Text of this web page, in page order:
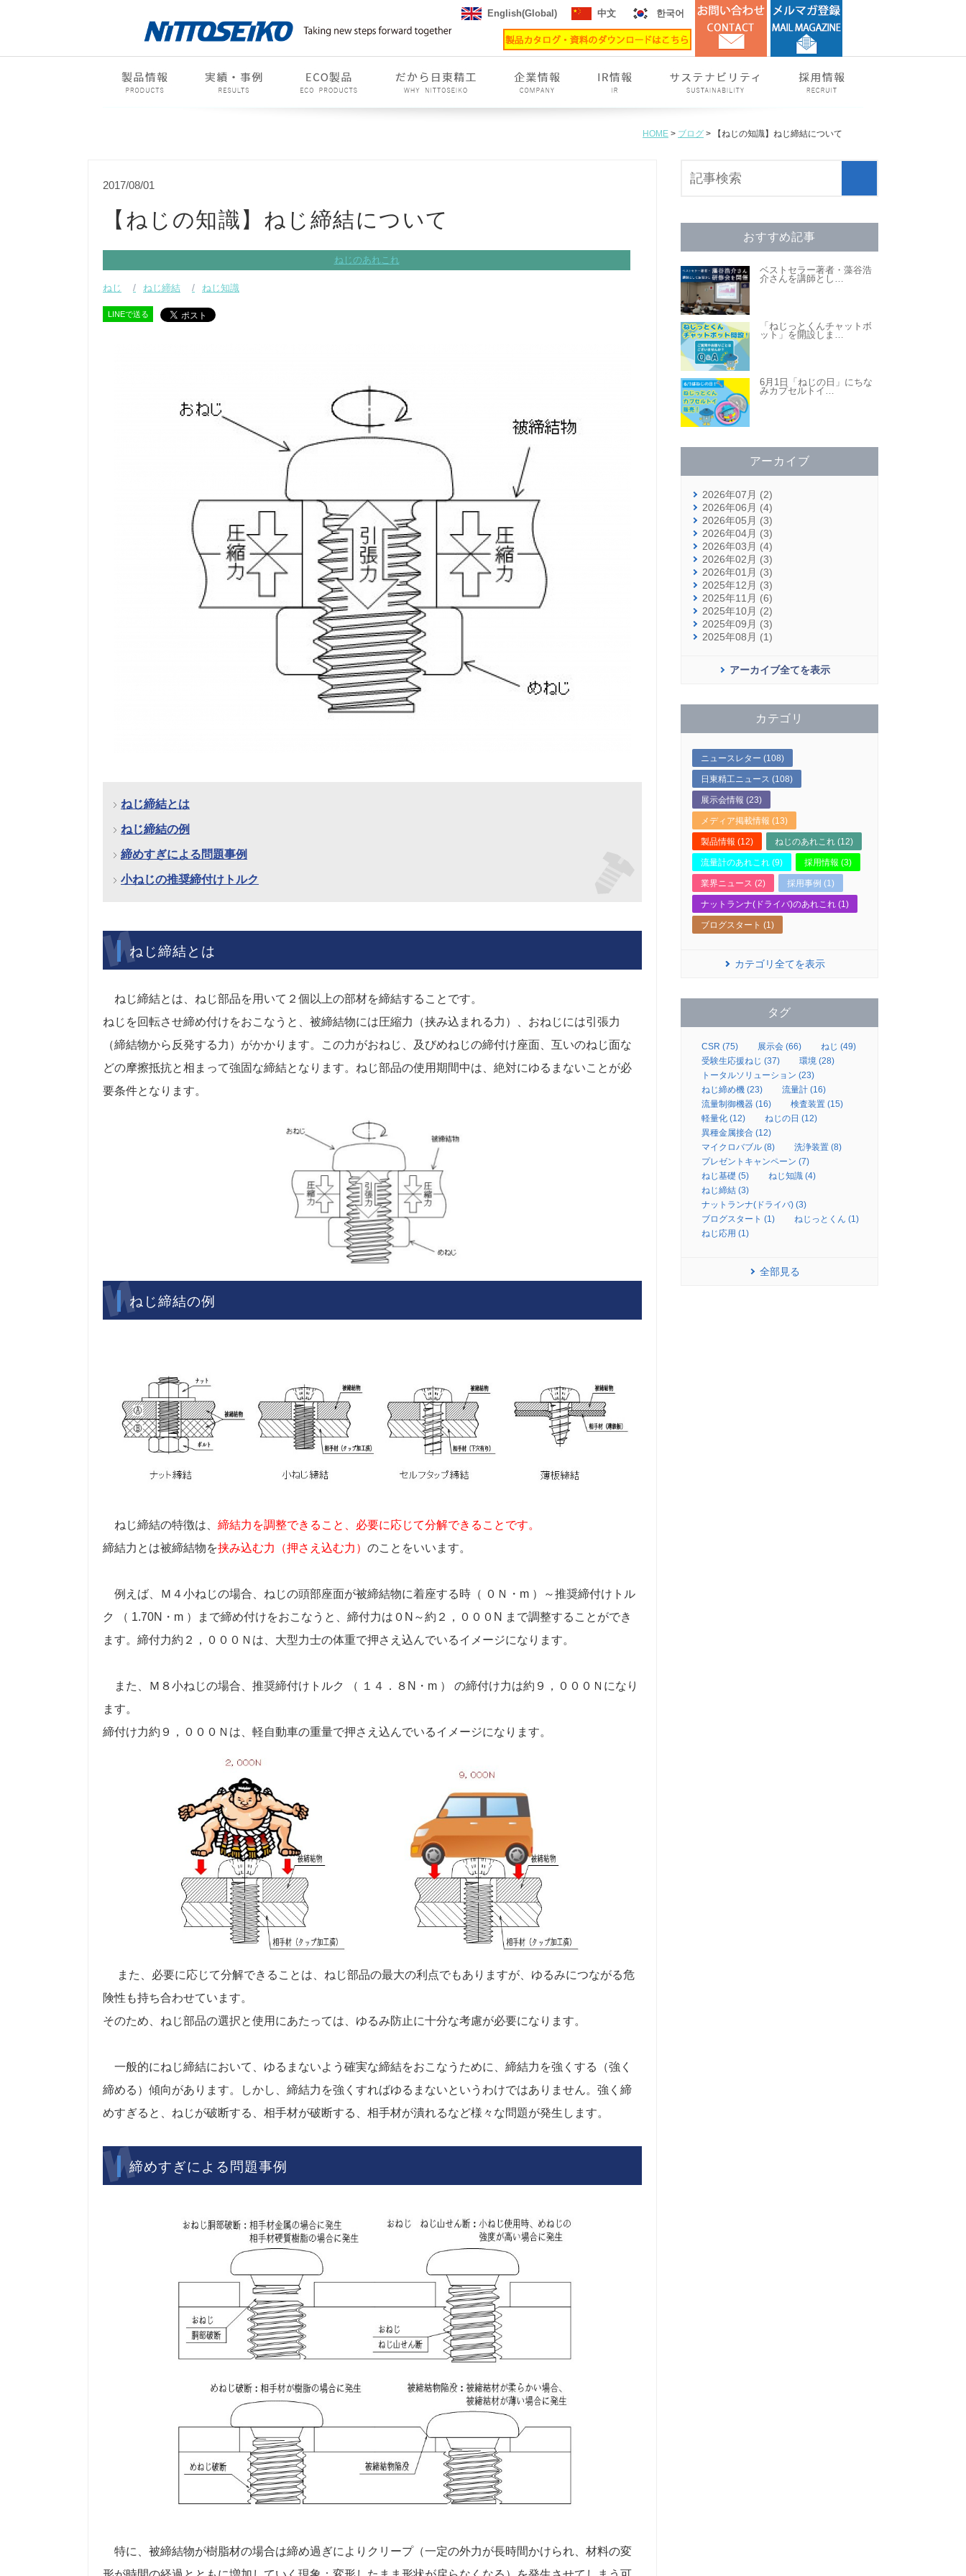
English(Global) 中文 한국어
HOME > ブログ > 【ねじの知識】ねじ締結について
2017/08/01
【ねじの知識】ねじ締結について
ねじのあれこれ
ねじ ねじ締結 ねじ知識
LINEで送る
ねじ締結とは
ねじ締結の例
締めすぎによる問題事例
小ねじの推奨締付けトルク
ねじ締結とは
ねじ締結とは、ねじ部品を用いて２個以上の部材を締結することです。
ねじを回転させ締め付けをおこなうと、被締結物には圧縮力（挟み込まれる力）、おねじには引張力
（締結物から反発する力）がかかります。この力がおねじ、及びめねじの締付け座面、互いのねじ面な
どの摩擦抵抗と相まって強固な締結となります。ねじ部品の使用期間中は、絶対にゆるまないことが必
要条件となります。
ねじ締結の例
ねじ締結の特徴は、 締結力を調整できること、必要に応じて分解できることです。
締結力とは被締結物を挟み込む力（押さえ込む力） のことをいいます。
例えば、Ｍ４小ねじの場合、ねじの頭部座面が被締結物に着座する時（ ０Ｎ・m ）～推奨締付けトル
ク （ 1.70N・m ）まで締め付けをおこなうと、締付力は０N～約２，０００N まで調整することができ
ます。締付力約２，０００Ｎは、大型力士の体重で押さえ込んでいるイメージになります。
また、Ｍ８小ねじの場合、推奨締付けトルク （ １４．８N・m ） の締付け力は約９，０００Ｎになり
ます。
締付け力約９，０００Ｎは、軽自動車の重量で押さえ込んでいるイメージになります。
また、必要に応じて分解できることは、ねじ部品の最大の利点でもありますが、ゆるみにつながる危
険性も持ち合わせています。
そのため、ねじ部品の選択と使用にあたっては、ゆるみ防止に十分な考慮が必要になります。
一般的にねじ締結において、ゆるまないよう確実な締結をおこなうために、締結力を強くする（強く
締める）傾向があります。しかし、締結力を強くすればゆるまないというわけではありません。強く締
めすぎると、ねじが破断する、相手材が破断する、相手材が潰れるなど様々な問題が発生します。
締めすぎによる問題事例
特に、被締結物が樹脂材の場合は締め過ぎによりクリープ（一定の外力が長時間かけられ、材料の変
おすすめ記事
ベストセラー著者・藻谷浩
介さんを講師とし …
「ねじっとくんチャットボ
ット」を開設しま …
6月1日「ねじの日」にちな
みカプセルトイ …
アーカイブ
2026年07月 (2)
2026年06月 (4)
2026年05月 (3)
2026年04月 (3)
2026年03月 (4)
2026年02月 (3)
2026年01月 (3)
2025年12月 (3)
2025年11月 (6)
2025年10月 (2)
2025年09月 (3)
2025年08月 (1)
アーカイブ全てを表示
カテゴリ
ニュースレター (108)
日東精工ニュース (108)
展示会情報 (23)
メディア掲載情報 (13)
製品情報 (12) ねじのあれこれ (12)
流量計のあれこれ (9) 採用情報 (3)
業界ニュース (2) 採用事例 (1)
ナットランナ(ドライバ)のあれこれ (1)
ブログスタート (1)
カテゴリ全てを表示
タグ
CSR (75) 展示会 (66)
ねじ (49)
受験生応援ねじ (37)
環境 (28)
トータルソリューション (23)
ねじ締め機 (23)
流量計 (16)
流量制御機器 (16)
検査装置 (15)
軽量化 (12)
ねじの日 (12)
異種金属接合 (12)
マイクロバブル (8)
洗浄装置 (8)
プレゼントキャンペーン (7)
ねじ基礎 (5)
ねじ知識 (4)
ねじ締結 (3)
ナットランナ(ドライバ) (3)
ブログスタート (1)
ねじっとくん (1)
ねじ応用 (1)
全部見る